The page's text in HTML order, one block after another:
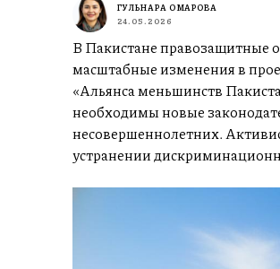
ГУЛЬНАРА ОМАРОВА
24.05.2026
В Пакистане правозащитные
масштабные изменения в
«Альянса меньшинств
необходимы новые
несовершеннолетних.
устранении